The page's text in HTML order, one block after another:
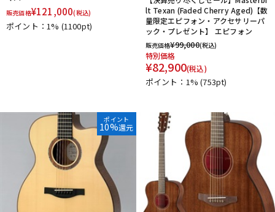
販売価格¥121,000(税込)
ポイント：1% (1100pt)
lt Texan (Faded Cherry Aged)【数
量限定エピフォン・アクセサリーパ
ック・プレゼント】 エピフォン
販売価格¥99,000(税込)
特別価格
¥82,900(税込)
ポイント：1%(753pt)
ポイント
10%還元